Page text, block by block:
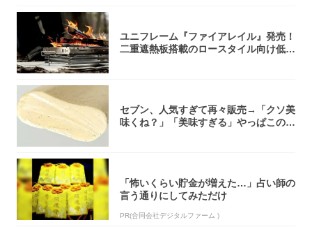
ユニフレーム『ファイアレイル』発売！
二重遮熱板搭載のロースタイル向け低型
セブン、人気すぎて再々販売→「クソ美
味くね？」「美味すぎる」やっぱこのク
「怖いくらい貯金が増えた…」占い師の
言う通りにしてみただけ
PR(合同会社デジタルファーム )